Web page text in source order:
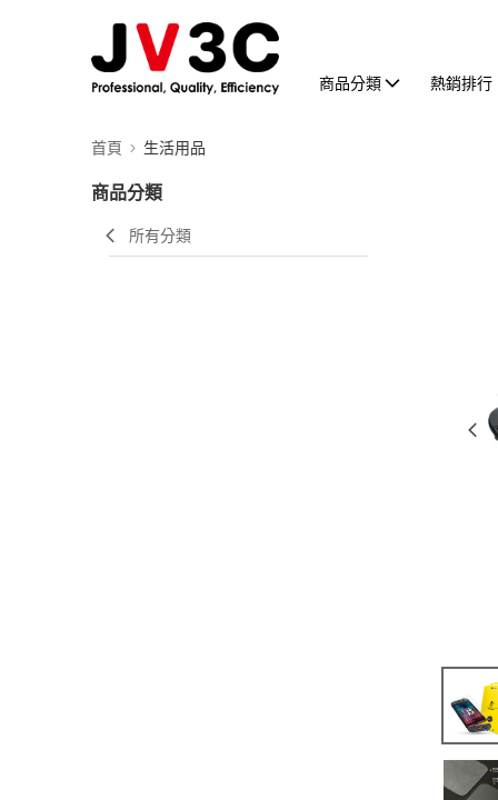
商品分類 熱銷排行
首頁 生活用品
商品分類
所有分類